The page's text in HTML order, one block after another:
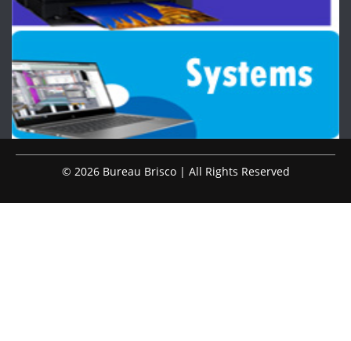
© 2026 Bureau Brisco | All Rights Reserved